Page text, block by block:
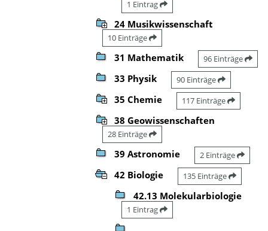
1 Eintrag
24 Musikwissenschaft
10 Einträge
31 Mathematik 96 Einträge
33 Physik 90 Einträge
35 Chemie 117 Einträge
38 Geowissenschaften
28 Einträge
39 Astronomie 2 Einträge
42 Biologie 135 Einträge
42.13 Molekularbiologie
1 Eintrag